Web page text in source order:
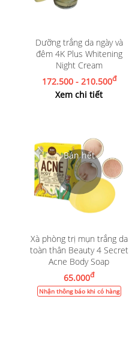
Dưỡng trắng da ngày và
đêm 4K Plus Whitening
Night Cream
172.500 - 210.500đ
Xem chi tiết
Xà phòng trị mụn trắng da
toàn thân Beauty 4 Secret
Acne Body Soap
65.000đ
Nhận thông báo khi có hàng